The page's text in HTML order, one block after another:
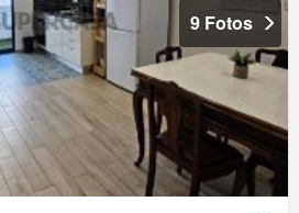
9 Fotos